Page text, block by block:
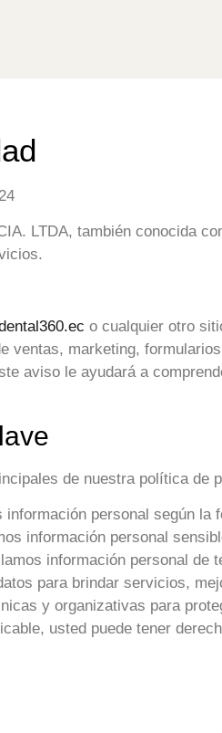
LTDA, también conocida
o cualquier otro
ventas, marketing,
aviso le ayudará a
de nuestra política de
información personal según la
información personal
información personal de
para brindar servicios,
y organizativas para
usted puede tener